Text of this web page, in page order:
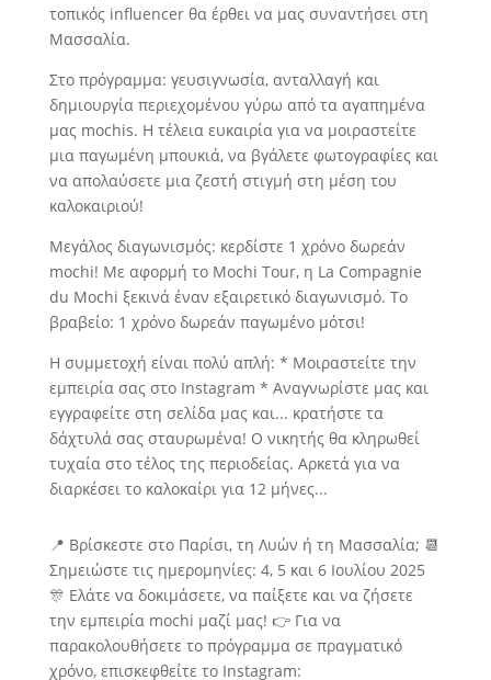
τοπικός influencer θα έρθει να μας συναντήσει στη
Μασσαλία.
Στο πρόγραμμα: γευσιγνωσία, ανταλλαγή και
δημιουργία περιεχομένου γύρω από τα αγαπημένα
μας mochis. Η τέλεια ευκαιρία για να μοιραστείτε
μια παγωμένη μπουκιά, να βγάλετε φωτογραφίες και
να απολαύσετε μια ζεστή στιγμή στη μέση του
καλοκαιριού!
Μεγάλος διαγωνισμός: κερδίστε 1 χρόνο δωρεάν
mochi! Με αφορμή το Mochi Tour, η La Compagnie
du Mochi ξεκινά έναν εξαιρετικό διαγωνισμό. Το
βραβείο: 1 χρόνο δωρεάν παγωμένο μότσι!
Η συμμετοχή είναι πολύ απλή: * Μοιραστείτε την
εμπειρία σας στο Instagram * Αναγνωρίστε μας και
εγγραφείτε στη σελίδα μας και... κρατήστε τα
δάχτυλά σας σταυρωμένα! Ο νικητής θα κληρωθεί
τυχαία στο τέλος της περιοδείας. Αρκετά για να
διαρκέσει το καλοκαίρι για 12 μήνες...
📍 Βρίσκεστε στο Παρίσι, τη Λυών ή τη Μασσαλία; 📆
Σημειώστε τις ημερομηνίες: 4, 5 και 6 Ιουλίου 2025
🎊 Ελάτε να δοκιμάσετε, να παίξετε και να ζήσετε
την εμπειρία mochi μαζί μας! 👉 Για να
παρακολουθήσετε το πρόγραμμα σε πραγματικό
χρόνο, επισκεφθείτε το Instagram: